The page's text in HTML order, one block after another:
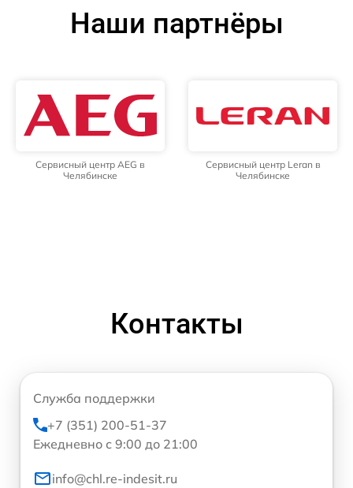
Наши партнёры
Сервисный центр AEG в
Челябинске
Сервисный центр Leran в
Челябинске
Контакты
Служба поддержки
+7 (351) 200-51-37
Ежедневно с 9:00 до 21:00
info@chl.re-indesit.ru